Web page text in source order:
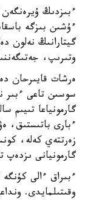
ءبىزدىڭ
ءۇشىن بىزگە
گيتارانىڭ نەلون
وتىرىپ،
ەرشات قايىرحان
سوسىن تاعى ءبىر
گارمونياعا تىيىم
ءبارى باتىستىق،
زەرتتەي كەلە،
گارمونيانى ىزدەپ
ءبىراق ءالى كۇنگە
وقىتىلمايدى.